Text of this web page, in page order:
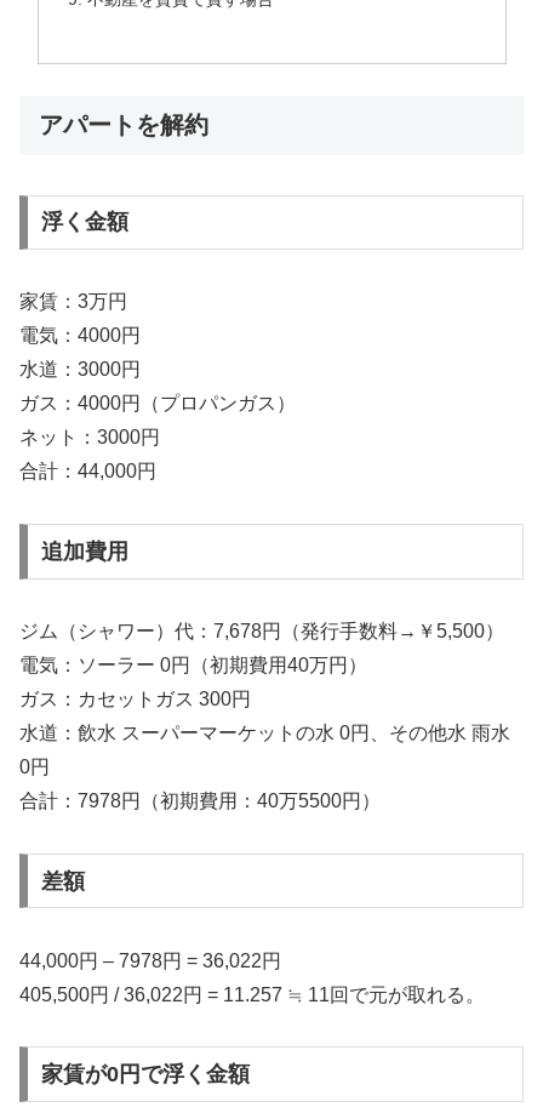
アパートを解約
浮く金額
家賃：3万円
電気：4000円
水道：3000円
ガス：4000円（プロパンガス）
ネット：3000円
合計：44,000円
追加費用
ジム（シャワー）代：7,678円（発行手数料→￥5,500）
電気：ソーラー 0円（初期費用40万円）
ガス：カセットガス 300円
水道：飲水 スーパーマーケットの水 0円、その他水 雨水
0円
合計：7978円（初期費用：40万5500円）
差額
44,000円 – 7978円 = 36,022円
405,500円 / 36,022円 = 11.257 ≒ 11回で元が取れる。
家賃が0円で浮く金額